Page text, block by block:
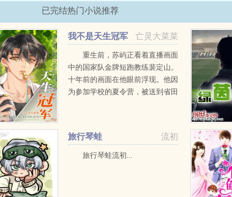
三学生。强势的爸，冷漠的妈，处处争宠的弟，默默无闻的他。不
已完结热门小说推荐
亡灵大菜菜
我不是天生冠军
[竞技]重生前，苏屿正看着直播画面
中的国家队金牌短跑教练裴定山。
十年前的画面在他眼前浮现。他因
为参加学校的夏令营，被送到省田
流初
旅行琴蛙
旅行琴蛙流初...